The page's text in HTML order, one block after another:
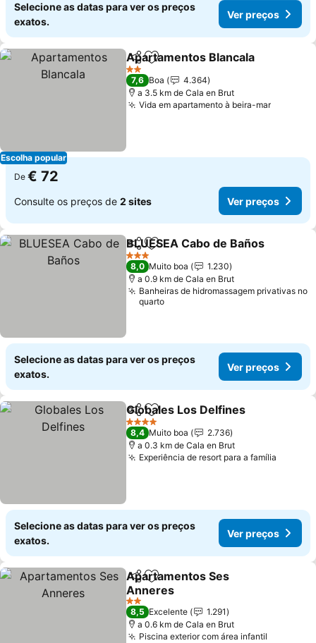
Selecione as datas para ver os preços
exatos.
Ver preços
Escolha popular
PartilharAdicionar aos favoritos
Apartamentos Blancala
2 Estrelas
7,6 Boa
4.364
a 3.5 km de Cala en Brut
Vida em apartamento à beira-mar
De € 72
Consulte os preços de 2 sites Ver preços
PartilharAdicionar aos favoritos
BLUESEA Cabo de Baños
3 Estrelas
8,0 Muito boa
1.230
a 0.9 km de Cala en Brut
Banheiras de hidromassagem privativas no
quarto
Selecione as datas para ver os preços
exatos.
Ver preços
PartilharAdicionar aos favoritos
Globales Los Delfines
4 Estrelas
8,4 Muito boa
2.736
a 0.3 km de Cala en Brut
Experiência de resort para a família
Selecione as datas para ver os preços
exatos.
Ver preços
PartilharAdicionar aos favoritos
Apartamentos Ses
Anneres
2 Estrelas
8,5 Excelente
1.291
a 0.6 km de Cala en Brut
Piscina exterior com área infantil